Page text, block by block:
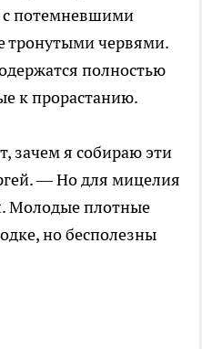
потемневшими
тронутыми червями.
полностью
к прорастанию.
зачем я собираю эти
— Но для мицелия
Молодые плотные
но бесполезны